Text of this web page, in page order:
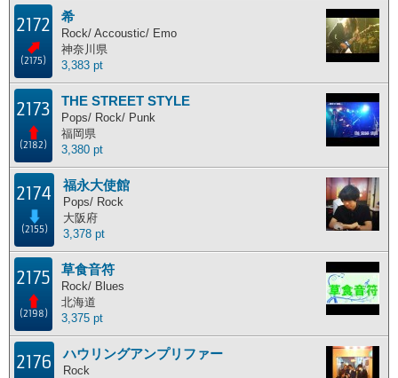
2172
(2175)
希
Rock/ Accoustic/ Emo
神奈川県
3,383 pt
2173
(2182)
THE STREET STYLE
Pops/ Rock/ Punk
福岡県
3,380 pt
2174
(2155)
福永大使館
Pops/ Rock
大阪府
3,378 pt
2175
(2198)
草食音符
Rock/ Blues
北海道
3,375 pt
2176 ハウリングアンプリファー
Rock